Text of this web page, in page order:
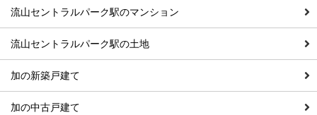
流山セントラルパーク駅のマンション
流山セントラルパーク駅の土地
加の新築戸建て
加の中古戸建て